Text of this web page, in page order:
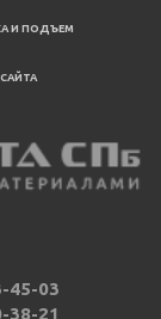
И ПОДЪЕМ
45-03
38-21